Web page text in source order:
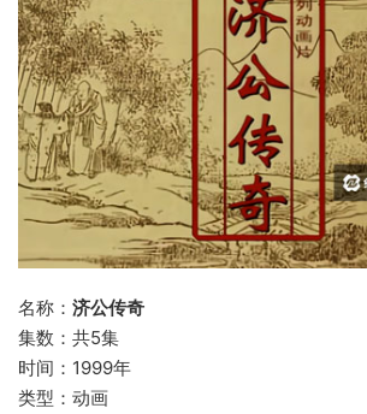
名称： 济公传奇
集数：共5集
时间：1999年
类型：动画